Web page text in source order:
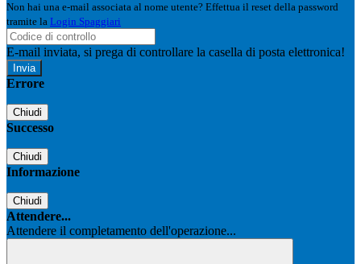
Non hai una e-mail associata al nome utente? Effettua il reset della password
tramite la Login Spaggiari
E-mail inviata, si prega di controllare la casella di posta elettronica!
Errore
Chiudi
Successo
Chiudi
Informazione
Chiudi
Attendere...
Attendere il completamento dell'operazione...